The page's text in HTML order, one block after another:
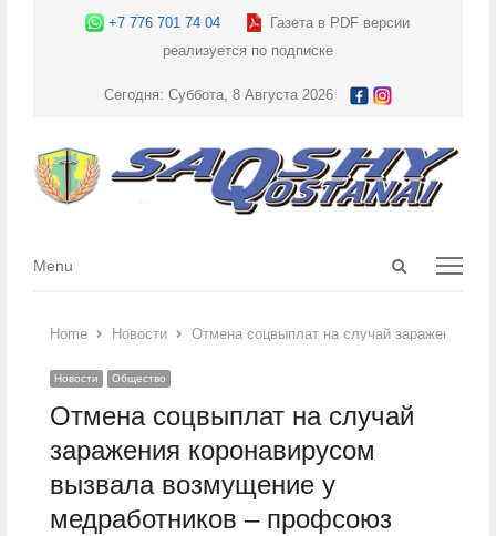
+7 776 701 74 04
Газета в PDF версии
реализуется по подписке
Сегодня: Суббота, 8 Августа 2026
Open
Menu
Menu
Home Новости Отмена соцвыплат на случай заражения
Новости Общество
Отмена соцвыплат на случай
заражения коронавирусом
вызвала возмущение у
медработников – профсоюз